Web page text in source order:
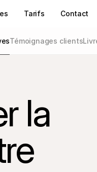
Tarifs Contact
Témoignages clients
la